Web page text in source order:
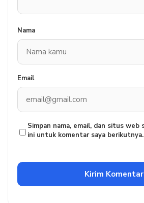
Nama
Email
Simpan nama, email, dan situs web
ini untuk komentar saya berikutnya.